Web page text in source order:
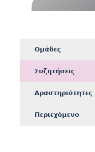
Ομάδες
Συζητήσεις
Δραστηριότητες
Περιεχόμενο